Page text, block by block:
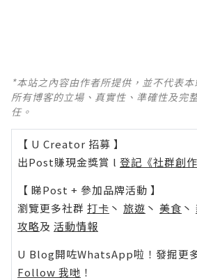
*本站之內容由作者所提供，並不代表
所有博客的立場、真實性、準確性及完
任。
【 U Creator 招募 】
出Post賺現金獎賞 l 登記《社群創
【 睇Post + 參加品牌活動 】
瀏覽更多社群 打卡 丶 旅遊 丶 美食 丶
攻略及 活動情報
U Blog開咗WhatsApp啦！發掘更
Follow 我哋 ！